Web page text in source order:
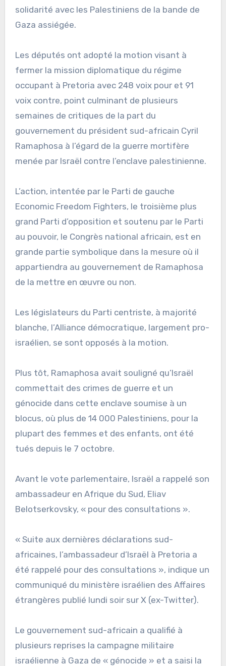
solidarité avec les Palestiniens de la bande de
Gaza assiégée.
Les députés ont adopté la motion visant à
fermer la mission diplomatique du régime
occupant à Pretoria avec 248 voix pour et 91
voix contre, point culminant de plusieurs
semaines de critiques de la part du
gouvernement du président sud-africain Cyril
Ramaphosa à l’égard de la guerre mortifère
menée par Israël contre l’enclave palestinienne.
L’action, intentée par le Parti de gauche
Economic Freedom Fighters, le troisième plus
grand Parti d’opposition et soutenu par le Parti
au pouvoir, le Congrès national africain, est en
grande partie symbolique dans la mesure où il
appartiendra au gouvernement de Ramaphosa
de la mettre en œuvre ou non.
Les législateurs du Parti centriste, à majorité
blanche, l’Alliance démocratique, largement pro-
israélien, se sont opposés à la motion.
Plus tôt, Ramaphosa avait souligné qu’Israël
commettait des crimes de guerre et un
génocide dans cette enclave soumise à un
blocus, où plus de 14 000 Palestiniens, pour la
plupart des femmes et des enfants, ont été
tués depuis le 7 octobre.
Avant le vote parlementaire, Israël a rappelé son
ambassadeur en Afrique du Sud, Eliav
Belotserkovsky, « pour des consultations ».
« Suite aux dernières déclarations sud-
africaines, l’ambassadeur d’Israël à Pretoria a
été rappelé pour des consultations », indique un
communiqué du ministère israélien des Affaires
étrangères publié lundi soir sur X (ex-Twitter).
Le gouvernement sud-africain a qualifié à
plusieurs reprises la campagne militaire
israélienne à Gaza de « génocide » et a saisi la